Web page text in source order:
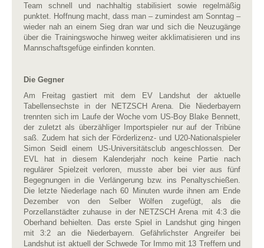
Team schnell und nachhaltig stabilisiert sowie regelmäßig
punktet. Hoffnung macht, dass man – zumindest am Sonntag –
wieder nah an einem Sieg dran war und sich die Neuzugänge
über die Trainingswoche hinweg weiter akklimatisieren und ins
Mannschaftsgefüge einfinden konnten.
Die Gegner
Am Freitag gastiert mit dem EV Landshut der aktuelle
Tabellensechste in der NETZSCH Arena. Die Niederbayern
trennten sich im Laufe der Woche vom US-Boy Blake Bennett,
der zuletzt als überzähliger Importspieler nur auf der Tribüne
saß. Zudem hat sich der Förderlizenz- und U20-Nationalspieler
Simon Seidl einem US-Universitätsclub angeschlossen. Der
EVL hat in diesem Kalenderjahr noch keine Partie nach
regulärer Spielzeit verloren, musste aber bei vier aus fünf
Begegnungen in die Verlängerung bzw. ins Penaltyschießen.
Die letzte Niederlage nach 60 Minuten wurde ihnen am Ende
Dezember von den Selber Wölfen zugefügt, als die
Porzellanstädter zuhause in der NETZSCH Arena mit 4:3 die
Oberhand behielten. Das erste Spiel in Landshut ging hingen
mit 3:2 an die Niederbayern. Gefährlichster Angreifer bei
Landshut ist aktuell der Schwede Tor Immo mit 13 Treffern und